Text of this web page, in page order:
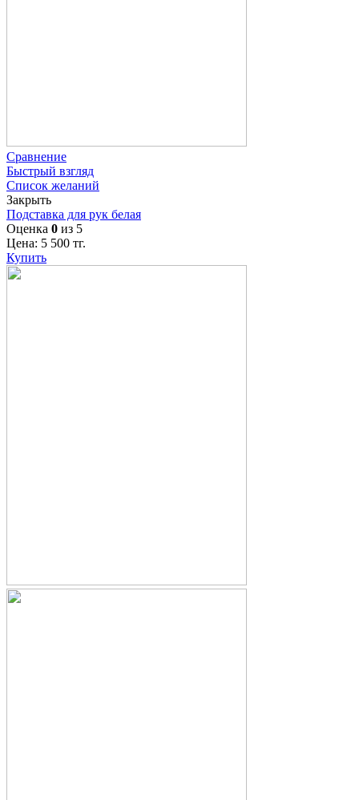
Сравнение
Быстрый взгляд
Список желаний
Закрыть
Подставка для рук белая
Оценка 0 из 5
Цена: 5 500 тг.
Купить